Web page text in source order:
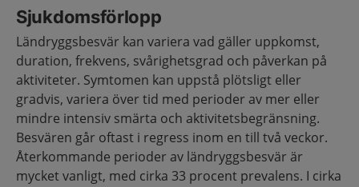
Sjukdomsförlopp
Ländryggsbesvär kan variera vad gäller uppkomst,
duration, frekvens, svårighetsgrad och påverkan på
aktiviteter. Symtomen kan uppstå plötsligt eller
gradvis, variera över tid med perioder av mer eller
mindre intensiv smärta och aktivitetsbegränsning.
Besvären går oftast i regress inom en till två veckor.
Återkommande perioder av ländryggsbesvär är
mycket vanligt, med cirka 33 procent prevalens. I cirka